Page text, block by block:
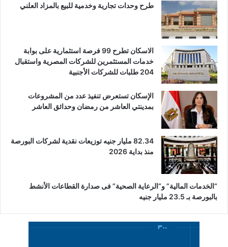
طرح وحدات تجارية وخدمية للبيع بالمزاد العلني
الاسكان تطرح 99 فرصة استثمارية على بوابة
خدمات المستثمرين للشركات المصرية واستقبال
204 طلبات للشركات الأجنبية
الإسكان تستعرض تنفيذ عدد من المشروعات
بمدينتي العاشر من رمضان وحدائق العاشر
82.34 مليار جنيه توزيعات نقدية لشركات البورصة
منذ بداية 2026
“الخدمات المالية” و”الرعاية الصحية” فى صدارة القطاعات الأنشط
بالبورصة بـ 23.5 مليار جنيه